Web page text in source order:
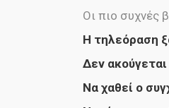
Οι πιο συχνές
H τηλεόραση
Δεν
Να χαθεί ο